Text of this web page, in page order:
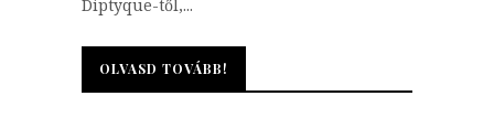
Diptyque-től,...
OLVASD TOVÁBB!
OLVASD TOVÁBB!